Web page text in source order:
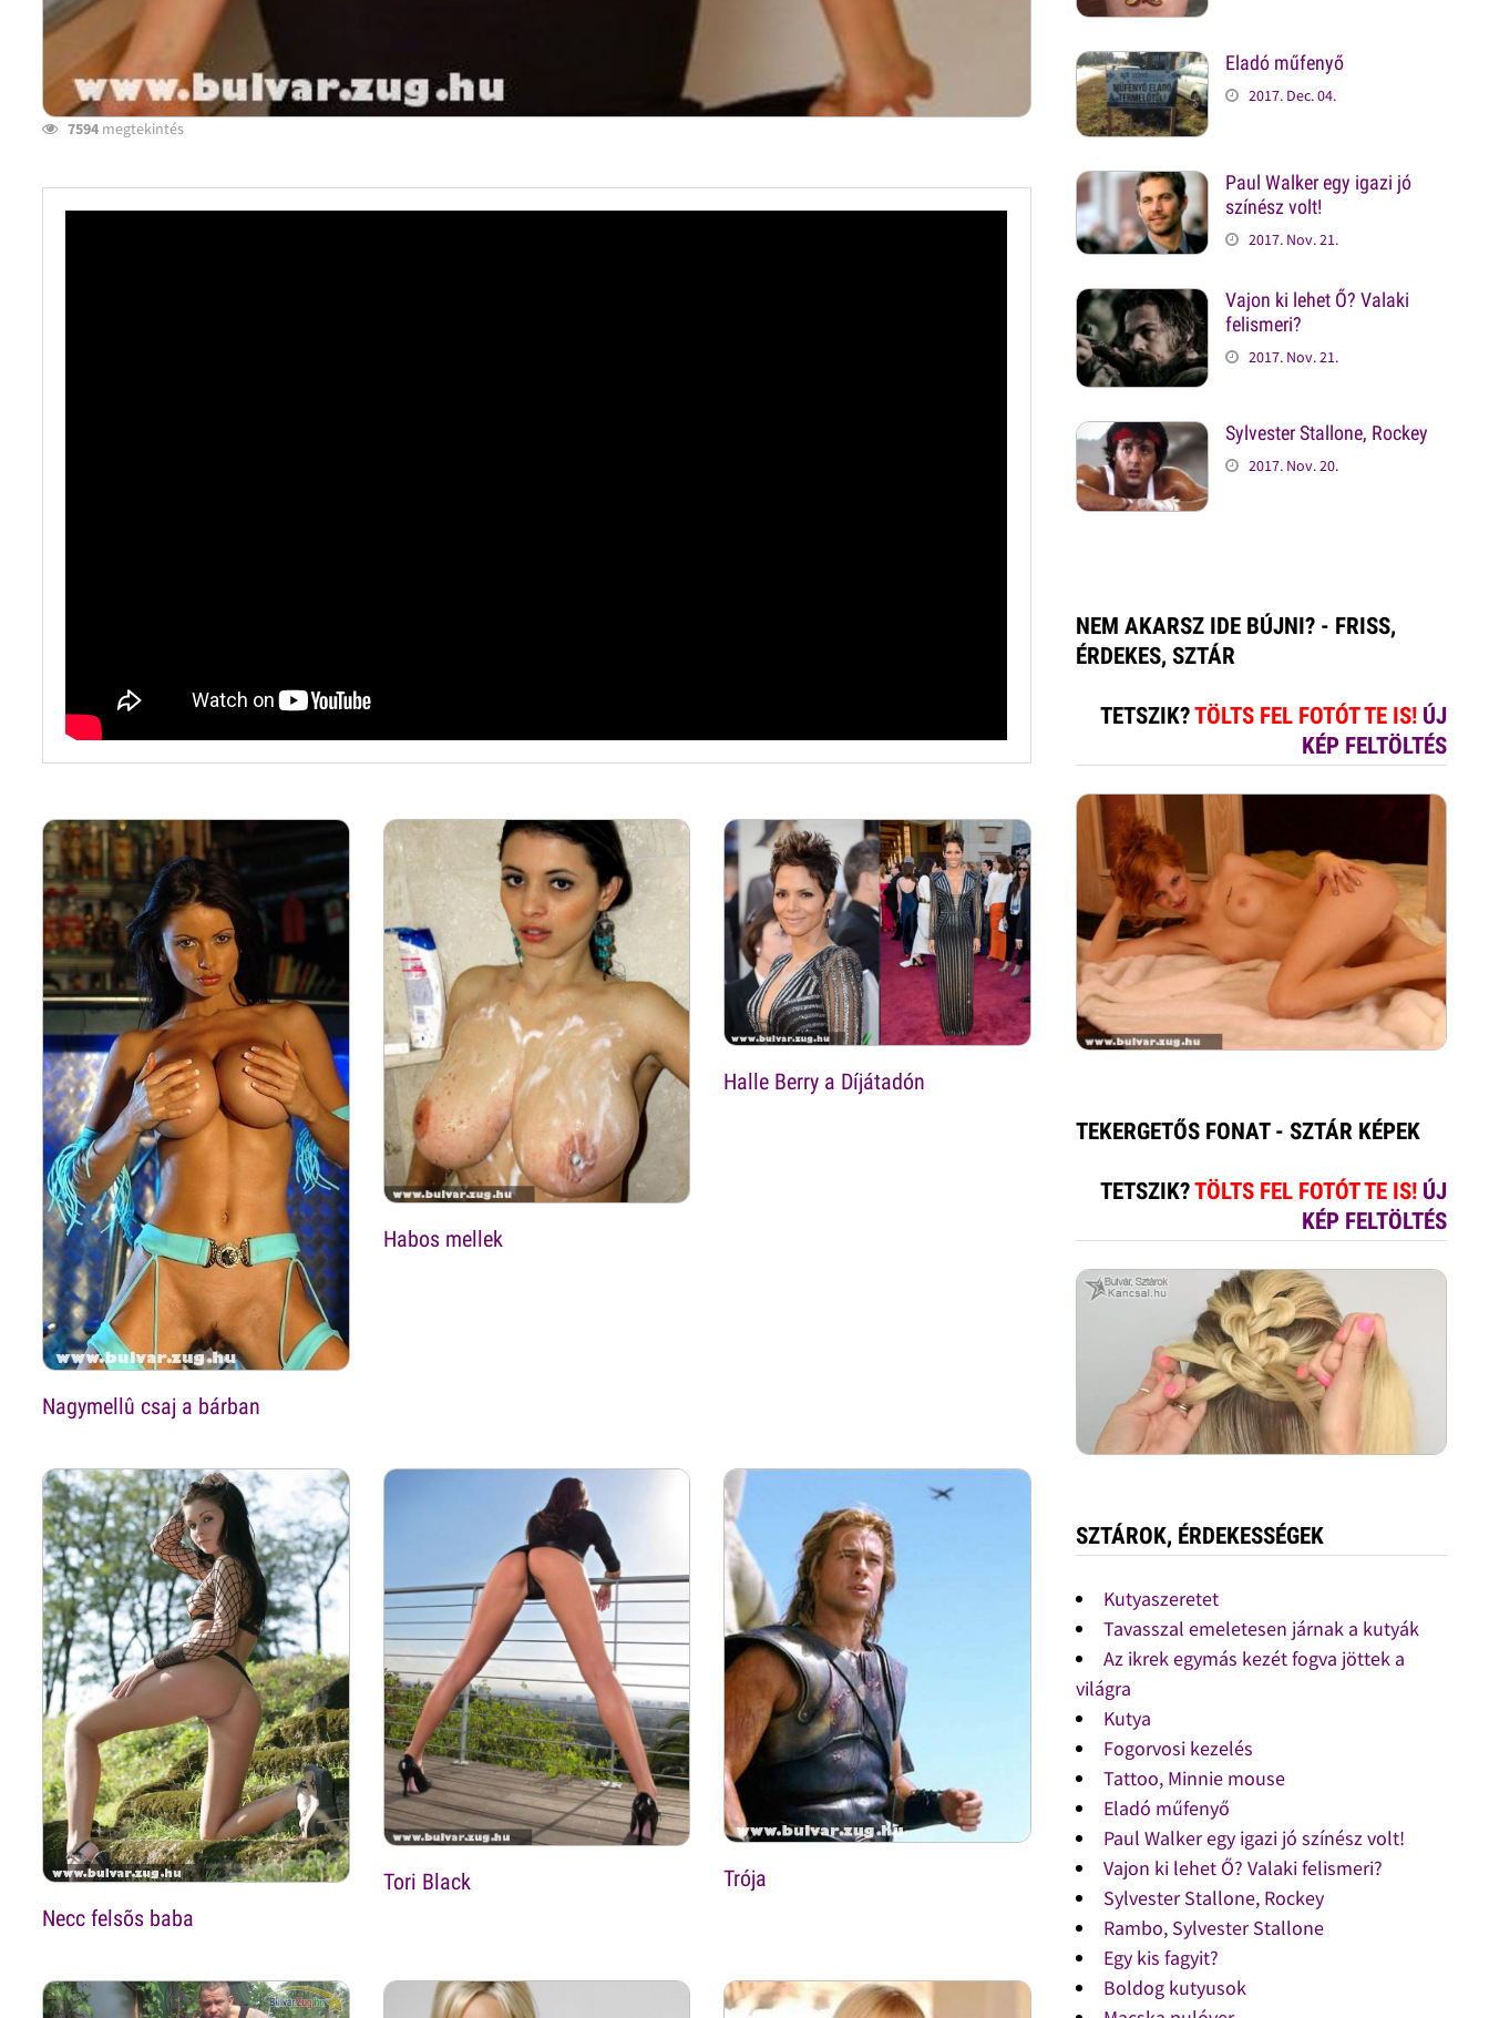
7594 megtekintés
Nagymellû csaj a bárban
Habos mellek
Halle Berry a Díjátadón
Necc felsõs baba
Tori Black Trója
Eladó műfenyő
2017. Dec. 04.
Paul Walker egy igazi jó
színész volt!
2017. Nov. 21.
Vajon ki lehet Ő? Valaki
felismeri?
2017. Nov. 21.
Sylvester Stallone, Rockey
2017. Nov. 20.
NEM AKARSZ IDE BÚJNI? - FRISS,
ÉRDEKES, SZTÁR
TETSZIK?TÖLTS FEL FOTÓT TE IS! ÚJ
KÉP FELTÖLTÉS
TEKERGETŐS FONAT - SZTÁR KÉPEK
TETSZIK?TÖLTS FEL FOTÓT TE IS! ÚJ
KÉP FELTÖLTÉS
SZTÁROK, ÉRDEKESSÉGEK
Kutyaszeretet
Tavasszal emeletesen járnak a kutyák
Az ikrek egymás kezét fogva jöttek a
világra
Kutya
Fogorvosi kezelés
Tattoo, Minnie mouse
Eladó műfenyő
Paul Walker egy igazi jó színész volt!
Vajon ki lehet Ő? Valaki felismeri?
Sylvester Stallone, Rockey
Rambo, Sylvester Stallone
Egy kis fagyit?
Boldog kutyusok